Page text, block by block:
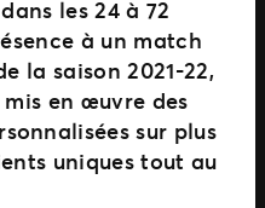
les 24 à 72
à un match
la saison 2021-22,
mis en œuvre des
sur plus
uniques tout au